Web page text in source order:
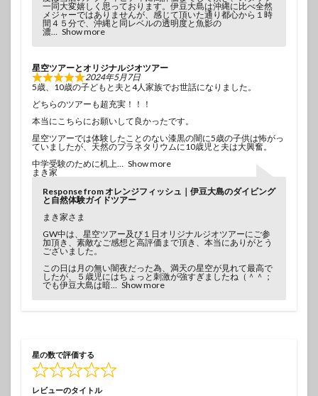
一同大変嬉しく思っております。伊豆大島は沖縄に比べ全然
メジャーではありませんが、感じて頂いた通り都心から１時
間４５分で、沖縄と同レベルの透明度と魚影の
濃
Show more
星空ツアーとオリジナルジオツアー
2024年5月7日
5歳、10歳の子どもと夫と4人家族でお世話になりました。
どちらのツアーも超充実！！！
本当にこちらにお願いして良かったです。
星空ツアーでは体験したことのない漆黒の闇に5歳の子供は怖がっ
ていましたが、天然のプラネタリウムに10歳児と夫は大興奮。
中学受験のために机上
Show more
まき家
Response from オレンジフィッシュ｜伊豆大島のダイビング
と自然体験ガイドツアー
まき家さま
GW中は、星空ツアー及び１日オリジナルジオツアーにご参
加頂き、素敵なご感想と高評価まで頂き、本当にありがとう
ございました。
この日は月の無い闇夜だった為、満天の星空が見れて最高で
したが、５歳児にはちょっと刺激が強すぎましたね（＾＾；
でも伊豆大島は暗
Show more
星の数で評価する
レビューのタイトル